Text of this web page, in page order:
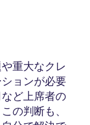
重大なクレ
ョンが必要
ど上席者の
の判断も、